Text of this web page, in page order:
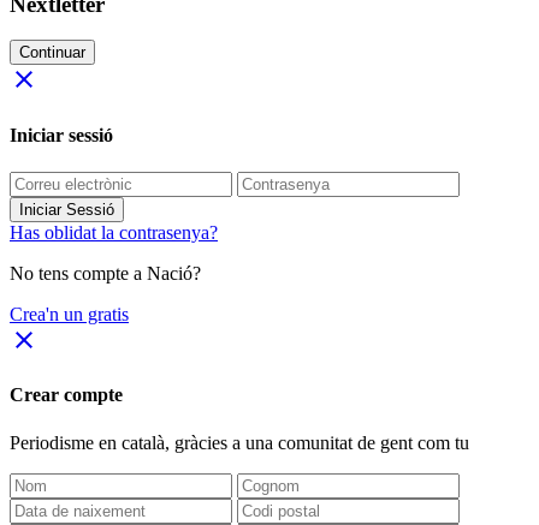
Continuar
close
Iniciar sessió
Iniciar Sessió
Has oblidat la contrasenya?
No tens compte a Nació?
Crea'n un gratis
close
Crear compte
Periodisme en català, gràcies a una comunitat de gent com tu